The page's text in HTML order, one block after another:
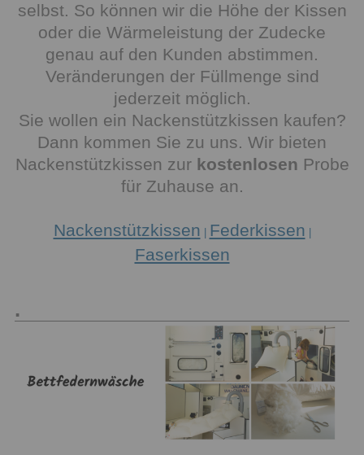
selbst. So können wir die Höhe der Kissen
oder die Wärmeleistung der Zudecke
genau auf den Kunden abstimmen.
Veränderungen der Füllmenge sind
jederzeit möglich.
Sie wollen ein Nackenstützkissen kaufen?
Dann kommen Sie zu uns. Wir bieten
Nackenstützkissen zur kostenlosen Probe
für Zuhause an.
Nackenstützkissen Federkissen
Faserkissen
.